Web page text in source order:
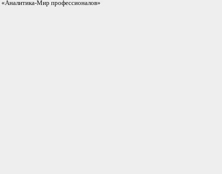
«Аналитика-Мир профессионалов»